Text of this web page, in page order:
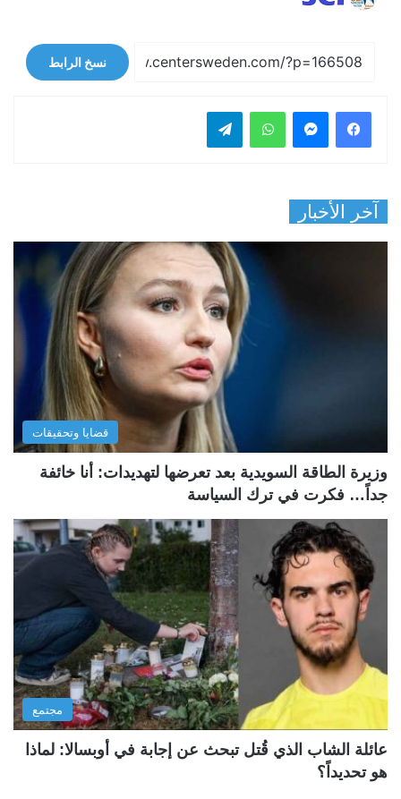
نسخ الرابط
فيسبوك واتساب
آخر الأخبار
قضايا وتحقيقات
وزيرة الطاقة السويدية بعد تعرضها لتهديدات: أنا خائفة
جداً… فكرت في ترك السياسة
مجتمع
عائلة الشاب الذي قُتل تبحث عن إجابة في أوبسالا: لماذا
هو تحديداً؟